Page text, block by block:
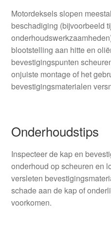
Motordeksels slopen
beschadiging (bijvoorbeeld
blootstelling aan hitte en
bevestigingspunten
onjuiste montage of het
bevestigingsmaterialen
Onderhoudstips
Inspecteer de kap en
onderhoud op scheuren en
versleten
schade aan de kap of
voorkomen.